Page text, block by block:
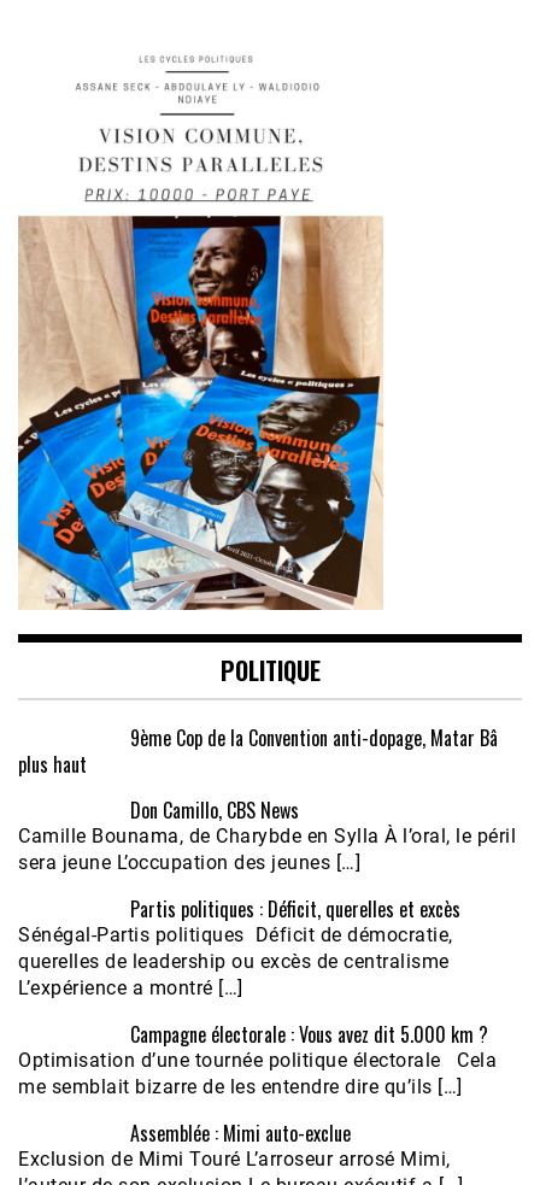
POLITIQUE
9ème Cop de la Convention anti-dopage, Matar Bâ
plus haut
Don Camillo, CBS News
Camille Bounama, de Charybde en Sylla À l’oral, le péril
sera jeune L’occupation des jeunes […]
Partis politiques : Déficit, querelles et excès
Sénégal-Partis politiques Déficit de démocratie,
querelles de leadership ou excès de centralisme
L’expérience a montré […]
Campagne électorale : Vous avez dit 5.000 km ?
Optimisation d’une tournée politique électorale Cela
me semblait bizarre de les entendre dire qu’ils […]
Assemblée : Mimi auto-exclue
Exclusion de Mimi Touré L’arroseur arrosé Mimi,